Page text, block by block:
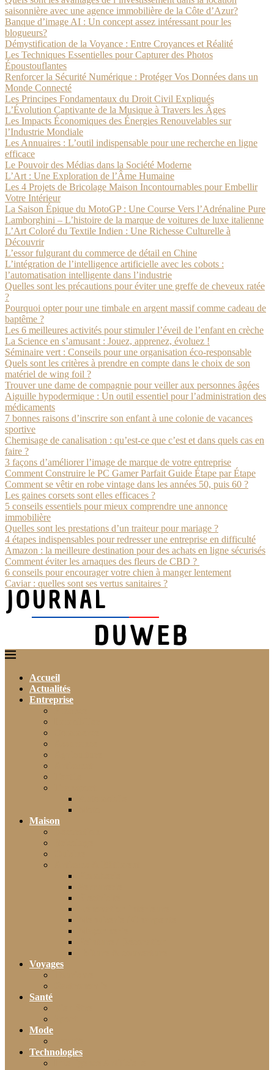
saisonnière avec une agence immobilière de la Côte d’Azur?
Banque d’image AI : Un concept assez intéressant pour les
blogueurs?
Démystification de la Voyance : Entre Croyances et Réalité
Les Techniques Essentielles pour Capturer des Photos
Époustouflantes
Renforcer la Sécurité Numérique : Protéger Vos Données dans un
Monde Connecté
Les Principes Fondamentaux du Droit Civil Expliqués
L’Évolution Captivante de la Musique à Travers les Âges
Les Impacts Économiques des Énergies Renouvelables sur
l’Industrie Mondiale
Les Annuaires : L’outil indispensable pour une recherche en ligne
efficace
Le Pouvoir des Médias dans la Société Moderne
L’Art : Une Exploration de l’Âme Humaine
Les 4 Projets de Bricolage Maison Incontournables pour Embellir
Votre Intérieur
La Saison Épique du MotoGP : Une Course Vers l’Adrénaline Pure
Lamborghini – L’histoire de la marque de voitures de luxe italienne
L’Art Coloré du Textile Indien : Une Richesse Culturelle à
Découvrir
L’essor fulgurant du commerce de détail en Chine
L’intégration de l’intelligence artificielle avec les cobots :
l’automatisation intelligente dans l’industrie
Quelles sont les précautions pour éviter une greffe de cheveux ratée
?
Pourquoi opter pour une timbale en argent massif comme cadeau de
baptême ?
Les 6 meilleures activités pour stimuler l’éveil de l’enfant en crèche
La Science en s’amusant : Jouez, apprenez, évoluez !
Séminaire vert : Conseils pour une organisation éco-responsable
Quels sont les critères à prendre en compte dans le choix de son
matériel de wing foil ?
Trouver une dame de compagnie pour veiller aux personnes âgées
Aiguille hypodermique : Un outil essentiel pour l’administration des
médicaments
7 bonnes raisons d’inscrire son enfant à une colonie de vacances
sportive
Chemisage de canalisation : qu’est-ce que c’est et dans quels cas en
faire ?
3 façons d’améliorer l’image de marque de votre entreprise
Comment Construire le PC Gamer Parfait Guide Étape par Étape
Comment se vêtir en robe vintage dans les années 50, puis 60 ?
Les gaines corsets sont elles efficaces ?
5 conseils essentiels pour mieux comprendre une annonce
immobilière
Quelles sont les prestations d’un traiteur pour mariage ?
4 étapes indispensables pour redresser une entreprise en difficulté
Amazon : la meilleure destination pour des achats en ligne sécurisés
Comment éviter les arnaques des fleurs de CBD ?
6 conseils pour encourager votre chien à manger lentement
Caviar : quelles sont ses vertus sanitaires ?
Accueil
Actualités
Entreprise
Maison
Voyages
Santé
Mode
Technologies